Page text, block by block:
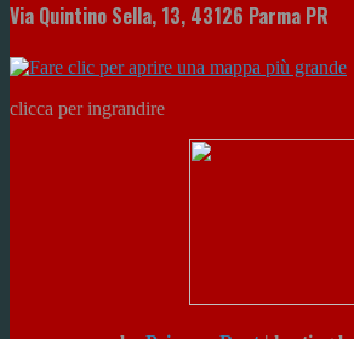
Via Quintino Sella, 13, 43126 Parma PR
clicca per ingrandire